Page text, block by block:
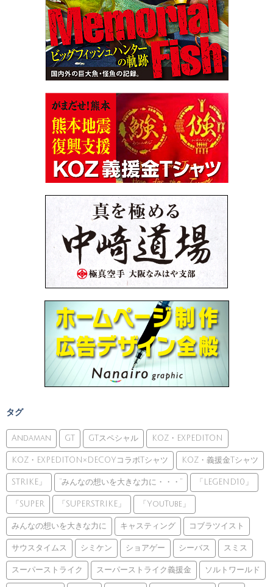
タグ
Andaman GT GTスペシャル KOZ・EXPEDITON
KOZ・EXPEDITON×DECOYコラボTシャツ KOZ・義援金Tシャツ
STRIKE」 ”みんなの想いを大きな力に・・・” 「LEGEND10」
「SUPER 「SUPERSTRIKE」 「YouTube」
みんなの想いを大きな力に キャスティング コブラツイスト
サウスタイムス シミケン ショアゲー シーバス スミス
スーパーストライク スーパーストライク義援金 ソルトワールド